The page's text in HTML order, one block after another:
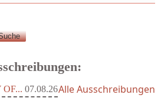
07.08.26Alle Ausschreibungen